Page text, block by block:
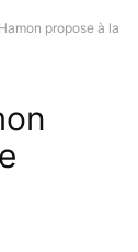
propose à la